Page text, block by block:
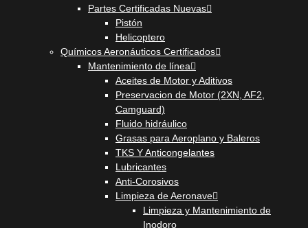
Partes Certificadas Nuevas
Pistón
Helicoptero
Químicos Aeronáuticos Certificados
Mantenimiento de línea
Aceites de Motor y Aditivos
Preservacion de Motor (2XN, AF2,
Camguard)
Fluido hidráulico
Grasas para Aeroplano y Baleros
TKS Y Anticongelantes
Lubricantes
Anti-Corosivos
Limpieza de Aeronave
Limpieza y Mantenimiento de
Inodoro